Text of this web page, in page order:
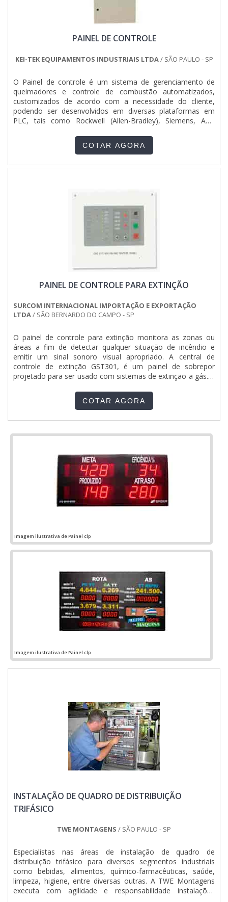
PAINEL DE CONTROLE
KEI-TEK EQUIPAMENTOS INDUSTRIAIS LTDA/ SÃO PAULO - SP
O Painel de controle é um sistema de gerenciamento de
queimadores e controle de combustão automatizados,
customizados de acordo com a necessidade do cliente,
podendo ser desenvolvidos em diversas plataformas em
PLC, tais como Rockwell (Allen-Bradley), Siemens, AEG
COTAR AGORA
PAINEL DE CONTROLE PARA EXTINÇÃO
SURCOM INTERNACIONAL IMPORTAÇÃO E EXPORTAÇÃO
LTDA/ SÃO BERNARDO DO CAMPO - SP
O painel de controle para extinção monitora as zonas ou
áreas a fim de detectar qualquer situação de incêndio e
emitir um sinal sonoro visual apropriado. A central de
controle de extinção GST301, é um painel de sobrepor
projetado para ser usado com sistemas de extinção a gás. A
zonas ou áreas a fim de detectar qualquer situação de
incêndio e emitir um sinal sonoro visual apropriado. O pa...
COTAR AGORA
Imagem ilustrativa de Painel clp
Imagem ilustrativa de Painel clp
INSTALAÇÃO DE QUADRO DE DISTRIBUIÇÃO
TRIFÁSICO
TWE MONTAGENS / SÃO PAULO - SP
Especialistas nas áreas de instalação de quadro de
distribuição trifásico para diversos segmentos industriais
como bebidas, alimentos, químico-farmacêuticas, saúde,
limpeza, higiene, entre diversas outras. A TWE Montagens
executa com agilidade e responsabilidade instalações